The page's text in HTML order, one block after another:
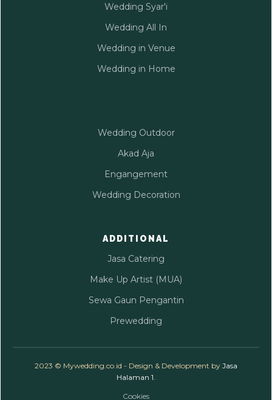
Wedding Syar'i
Wedding All In
Wedding in Venue
Wedding in Home
Wedding Outdoor
Akad Aja
Engangement
Wedding Decoration
ADDITIONAL
Jasa Catering
Make Up Artist (MUA)
Sewa Gaun Pengantin
Prewedding
2023 © Mywedding.co.id - Design & Development by Jasa
Halaman 1
Cookies